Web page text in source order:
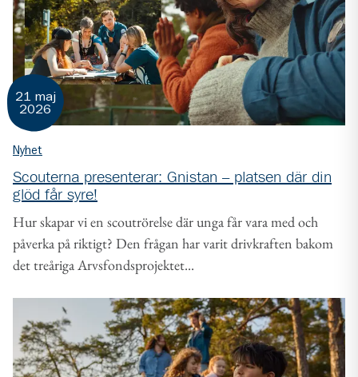
21 maj
2026
Nyhet
Scouterna presenterar: Gnistan – platsen där din
glöd får syre!
Hur skapar vi en scoutrörelse där unga får vara med och
påverka på riktigt? Den frågan har varit drivkraften bakom
det treåriga Arvsfondsprojektet...